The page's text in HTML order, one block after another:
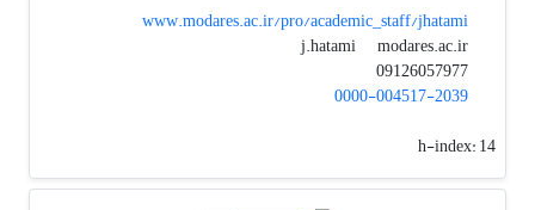
www.modares.ac.ir/pro/academic_staff/jhatami
j.hatami
modares.ac.ir
09126057977
0000-004517-2039
h-index:14